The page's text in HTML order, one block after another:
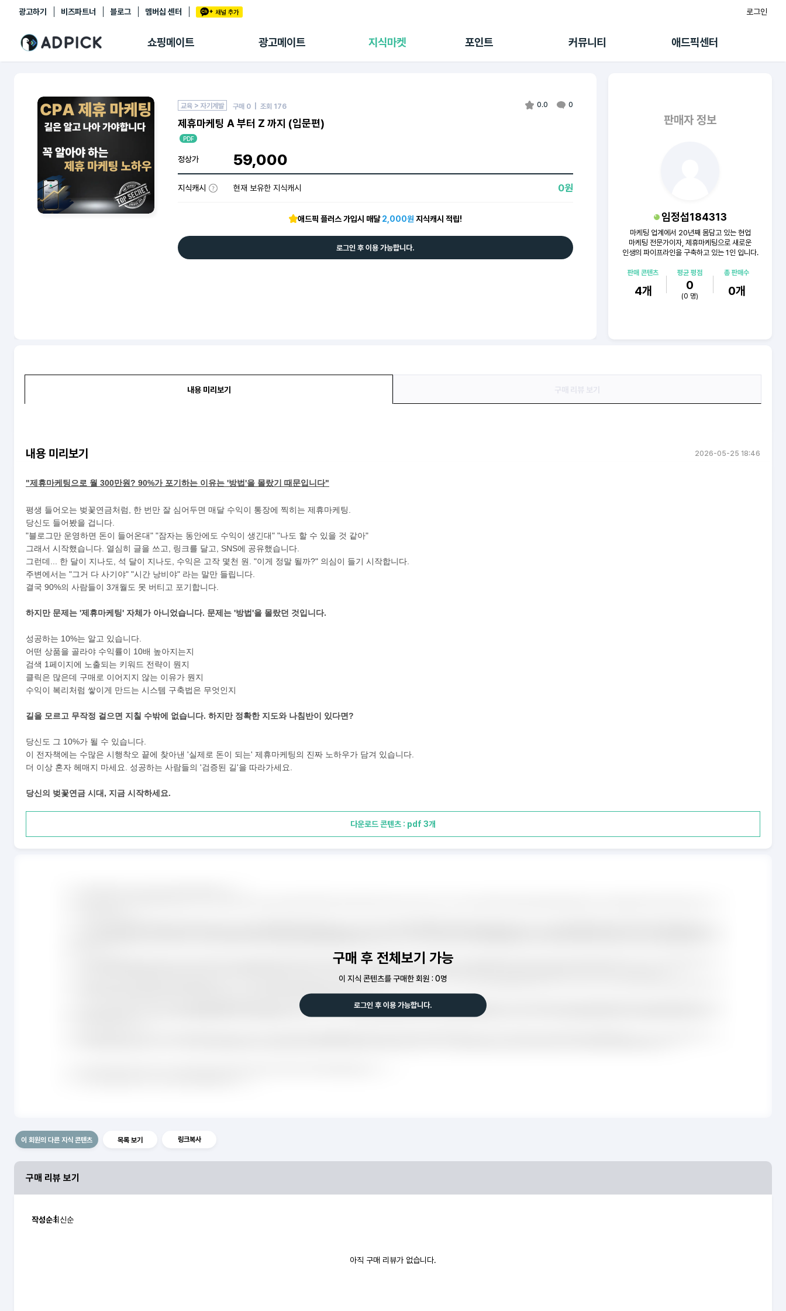
광고하기 비즈파트너 블로그 멤버십 센터 로그인
쇼핑메이트 광고메이트 지식마켓 포인트 커뮤니티 애드픽센터
추천상품
쇼핑 에이전트
마이숍
광고리포트
출석 룰렛
랭킹
수익 Live
멤버십 센터
0.0 0
교육 > 자기계발 구매 0 | 조회 176
제휴마케팅 A 부터 Z 까지 (입문편)
PDF
정상가 59,000
지식캐시 현재 보유한 지식캐시 0원
애드픽 플러스 가입시 매달2,000원 지식캐시 적립!
로그인 후 이용 가능합니다.
판매자 정보
임정섭184313
마케팅 업계에서 20년째 몸담고 있는 현업
마케팅 전문가이자, 제휴마케팅으로 새로운
인생의 파이프라인을 구축하고 있는 1인 입니다.
판매 콘텐츠
4개
평균 평점
0
(0 명)
총 판매수
0개
내용 미리보기
내용 미리보기 2026-05-25 18:46
"제휴마케팅으로 월 300만원? 90%가 포기하는 이유는 '방법'을 몰랐기 때문입니다"
평생 들어오는 벚꽃연금처럼, 한 번만 잘 심어두면 매달 수익이 통장에 찍히는 제휴마케팅.
당신도 들어봤을 겁니다.
"블로그만 운영하면 돈이 들어온대" "잠자는 동안에도 수익이 생긴대" "나도 할 수 있을 것 같아"
그래서 시작했습니다. 열심히 글을 쓰고, 링크를 달고, SNS에 공유했습니다.
그런데... 한 달이 지나도, 석 달이 지나도, 수익은 고작 몇천 원. "이게 정말 될까?" 의심이 들기 시작합니다.
주변에서는 "그거 다 사기야" "시간 낭비야" 라는 말만 들립니다.
결국 90%의 사람들이 3개월도 못 버티고 포기합니다.
하지만 문제는 '제휴마케팅' 자체가 아니었습니다. 문제는 '방법'을 몰랐던 것입니다.
성공하는 10%는 알고 있습니다.
어떤 상품을 골라야 수익률이 10배 높아지는지
검색 1페이지에 노출되는 키워드 전략이 뭔지
클릭은 많은데 구매로 이어지지 않는 이유가 뭔지
수익이 복리처럼 쌓이게 만드는 시스템 구축법은 무엇인지
길을 모르고 무작정 걸으면 지칠 수밖에 없습니다. 하지만 정확한 지도와 나침반이 있다면?
당신도 그 10%가 될 수 있습니다.
이 전자책에는 수많은 시행착오 끝에 찾아낸 '실제로 돈이 되는' 제휴마케팅의 진짜 노하우가 담겨 있습니다.
더 이상 혼자 헤매지 마세요. 성공하는 사람들의 '검증된 길'을 따라가세요.
당신의 벚꽃연금 시대, 지금 시작하세요.
다운로드 콘텐츠 : pdf 3개
구매 후 전체보기 가능
이 지식 콘텐츠를 구매한 회원 : 0명
로그인 후 이용 가능합니다.
이 회원의 다른 지식 콘텐츠 목록 보기 링크복사
구매 리뷰 보기
작성순최신순
아직 구매 리뷰가 없습니다.